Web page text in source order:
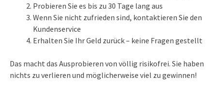
Probieren Sie es bis zu 30 Tage lang aus
Wenn Sie nicht zufrieden sind, kontaktieren Sie den
Kundenservice
Erhalten Sie Ihr Geld zurück – keine Fragen gestellt
Das macht das Ausprobieren von völlig risikofrei. Sie haben
nichts zu verlieren und möglicherweise viel zu gewinnen!